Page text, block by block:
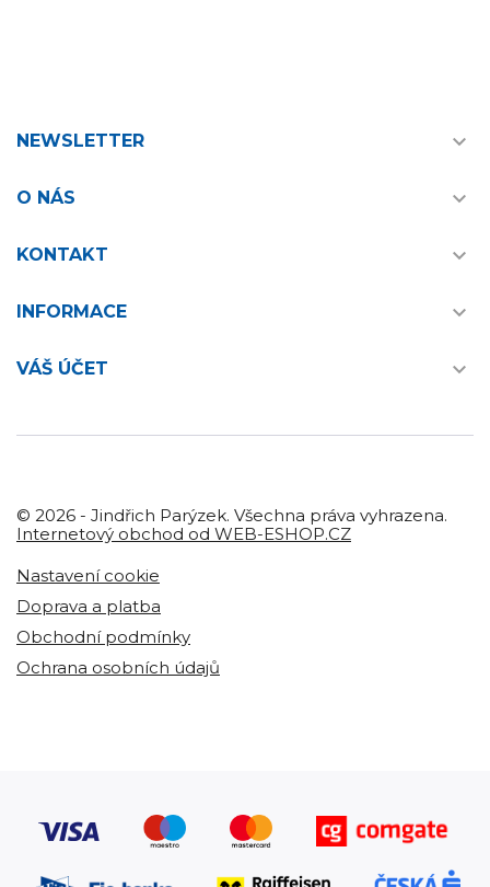
NEWSLETTER 
O NÁS 
KONTAKT 
INFORMACE 
VÁŠ ÚČET 
© 2026 - Jindřich Parýzek. Všechna práva vyhrazena.
Internetový obchod od WEB-ESHOP.CZ
Nastavení cookie
Doprava a platba
Obchodní podmínky
Ochrana osobních údajů